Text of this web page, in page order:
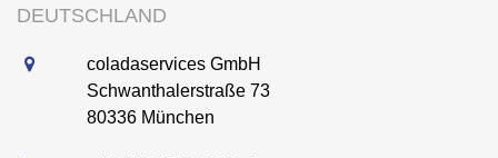
DEUTSCHLAND
coladaservices GmbH
Schwanthalerstraße 73
80336 München